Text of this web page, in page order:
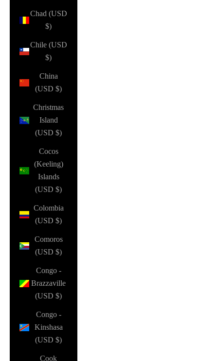
Chad (USD
$)
Chile (USD
$)
China
(USD $)
Christmas
Island
(USD $)
Cocos
(Keeling)
Islands
(USD $)
Colombia
(USD $)
Comoros
(USD $)
Congo -
Brazzaville
(USD $)
Congo -
Kinshasa
(USD $)
Cook